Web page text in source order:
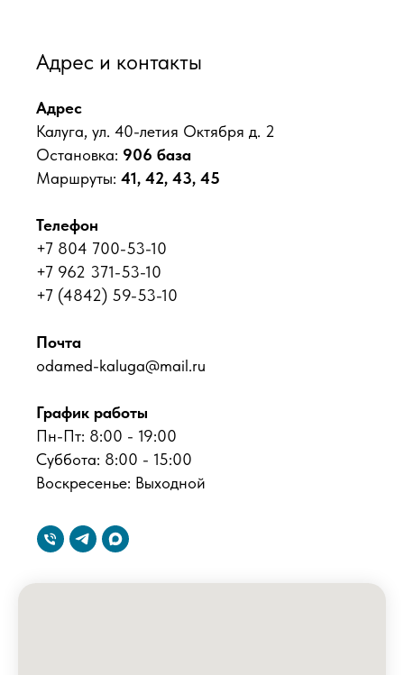
Адрес и контакты
Адрес
Калуга, ул. 40-летия Октября д. 2
Остановка: 906 база
Маршруты: 41, 42, 43, 45
Телефон
+7 804 700-53-10
+7 962 371-53-10
+7 (4842) 59-53-10
Почта
odamed-kaluga@mail.ru
График работы
Пн-Пт: 8:00 - 19:00
Суббота: 8:00 - 15:00
Воскресенье: Выходной